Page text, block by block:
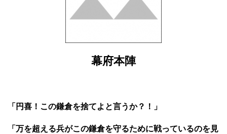
幕府本陣
「円喜！この鎌倉を捨てよと言うか？！」
「万を超える兵がこの鎌倉を守るために戦っているのを見